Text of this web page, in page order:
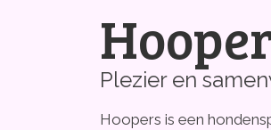
Open de WOEF-app
Agenda, inschrijven en lesinfo
Plezier en
Hoopers is een